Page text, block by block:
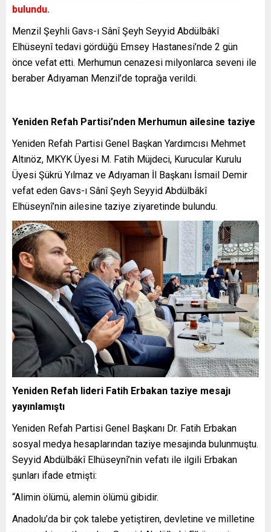
bulundu.
Menzil Şeyhli Gavs-ı Sânî Şeyh Seyyid Abdülbâkî
Elhüseynî tedavi gördüğü Emsey Hastanesi’nde 2 gün
önce vefat etti. Merhumun cenazesi milyonlarca seveni ile
beraber Adıyaman Menzil’de toprağa verildi.
Yeniden Refah Partisi’nden Merhumun ailesine taziye
Yeniden Refah Partisi Genel Başkan Yardımcısı Mehmet
Altınöz, MKYK Üyesi M. Fatih Müjdeci, Kurucular Kurulu
Üyesi Şükrü Yılmaz ve Adıyaman İl Başkanı İsmail Demir
vefat eden Gavs-ı Sânî Şeyh Seyyid Abdülbâkî
Elhüseynî’nin ailesine taziye ziyaretinde bulundu.
Yeniden Refah lideri Fatih Erbakan taziye mesajı
yayınlamıştı
Yeniden Refah Partisi Genel Başkanı Dr. Fatih Erbakan
sosyal medya hesaplarından taziye mesajında bulunmuştu.
Seyyid Abdülbâkî Elhüseynî’nin vefatı ile ilgili Erbakan
şunları ifade etmişti:
“Alimin ölümü, alemin ölümü gibidir.
Anadolu’da bir çok talebe yetiştiren, devletine ve milletine